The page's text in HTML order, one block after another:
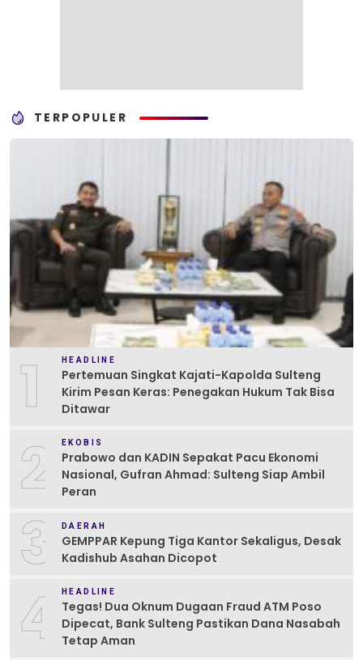
TERPOPULER
1 HEADLINE
Pertemuan Singkat Kajati-Kapolda Sulteng
Kirim Pesan Keras: Penegakan Hukum Tak Bisa
Ditawar
2 EKOBIS
Prabowo dan KADIN Sepakat Pacu Ekonomi
Nasional, Gufran Ahmad: Sulteng Siap Ambil
Peran
3 DAERAH
GEMPPAR Kepung Tiga Kantor Sekaligus, Desak
Kadishub Asahan Dicopot
4 HEADLINE
Tegas! Dua Oknum Dugaan Fraud ATM Poso
Dipecat, Bank Sulteng Pastikan Dana Nasabah
Tetap Aman